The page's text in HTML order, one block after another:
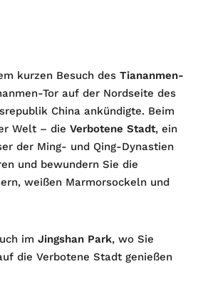
kurzen Besuch des Tiananmen-
Tor auf der Nordseite des
China ankündigte. Beim
Welt – die Verbotene Stadt, ein
der Ming- und Qing-Dynastien
und bewundern Sie die
weißen Marmorsockeln und
im Jingshan Park, wo Sie
die Verbotene Stadt genießen